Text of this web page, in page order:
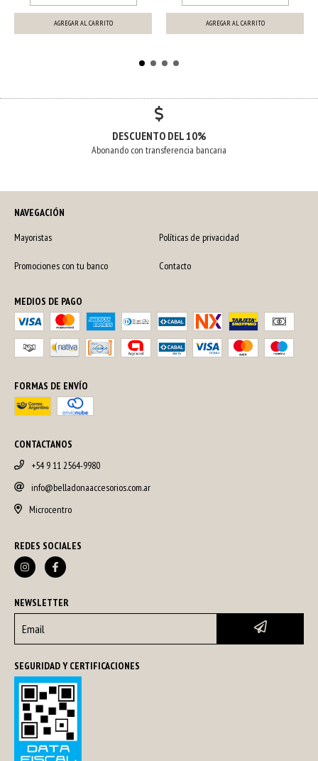
AGREGAR AL CARRITO
DESCUENTO DEL 10%
Abonando con transferencia bancaria
NAVEGACIÓN
Mayoristas
Políticas de privacidad
Promociones con tu banco Contacto
MEDIOS DE PAGO
FORMAS DE ENVÍO
CONTACTANOS
+54 9 11 2564-9980
info@belladonaaccesorios.com.ar
Microcentro
REDES SOCIALES
NEWSLETTER
SEGURIDAD Y CERTIFICACIONES